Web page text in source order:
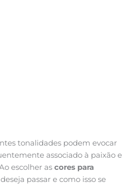
tonalidades podem evocar
associado à paixão e
escolher as cores para
passar e como isso se